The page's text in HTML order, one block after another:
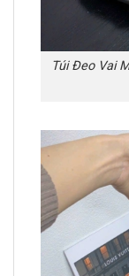
Túi Đeo Vai